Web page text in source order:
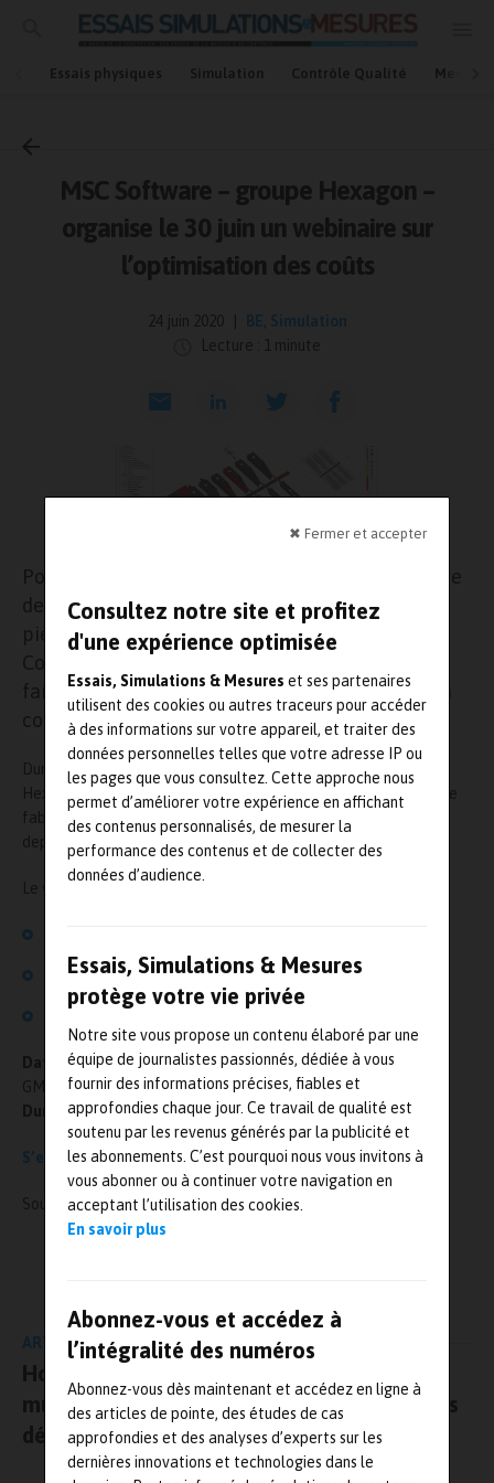
✖ Fermer et accepter
Consultez notre site et profitez
d'une expérience optimisée
Essais, Simulations & Mesures et ses partenaires
utilisent des cookies ou autres traceurs pour accéder
à des informations sur votre appareil, et traiter des
données personnelles telles que votre adresse IP ou
les pages que vous consultez. Cette approche nous
permet d’améliorer votre expérience en affichant
des contenus personnalisés, de mesurer la
performance des contenus et de collecter des
données d’audience.
Essais, Simulations & Mesures
protège votre vie privée
Notre site vous propose un contenu élaboré par une
équipe de journalistes passionnés, dédiée à vous
fournir des informations précises, fiables et
approfondies chaque jour. Ce travail de qualité est
soutenu par les revenus générés par la publicité et
les abonnements. C’est pourquoi nous vous invitons à
vous abonner ou à continuer votre navigation en
acceptant l’utilisation des cookies.
En savoir plus
Abonnez-vous et accédez à
l’intégralité des numéros
Abonnez-vous dès maintenant et accédez en ligne à
des articles de pointe, des études de cas
approfondies et des analyses d’experts sur les
dernières innovations et technologies dans le
Essais physiques Simulation Contrôle Qualité Mesures
Accueil
Simulation
MSC Software – groupe Hexagon –
organise le 30 juin un webinaire sur
l’optimisation des coûts
24 juin 2020 BE Simulation
Lecture : 1 minute
Pour les industriels, il est primordial, de connaitre
de manière précise les coûts de fabrication des
pièces en tôle. Pour ce faire, la solution
CostOptimizer Advanced permet d’analyser la
faisabilité initiale du composant et de réduire la
consommation de matériaux.
Durant ce webinaire, les équipes de MSC Software (groupe
Hexagon) montreront leur stratégie d’optimisation des coûts de
fabrication avec des exemples, ainsi que sa faisabilité et ce
depuis la phase initiale de développement.
Le webinaire couvre les sujets suivants :
Stratégies d’optimisation du coût des matériaux
Date et heure :Le mardi 30 juin 2020 à 10h (heure de Paris,
GMT+02:00)
Durée :60 Minutes
S’enregistrer
Source :https://www.mscsoftware.com/fr
ARTICLE PRÉCÉDENT
Horiba Medical s’appuie sur la simulation
multiphysique de Comsol pour optimiser ses
développements